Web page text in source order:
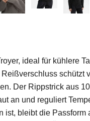
ideal für kühlere
schützt
Der Rippstrick aus
an und reguliert
ist, bleibt die Passform